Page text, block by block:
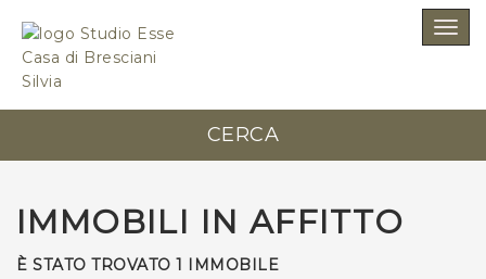
CERCA
IMMOBILI IN AFFITTO
È STATO TROVATO 1 IMMOBILE
SCRIVICI SENZA IMPEGNO
Studio Esse Casa di Bresciani Silvia